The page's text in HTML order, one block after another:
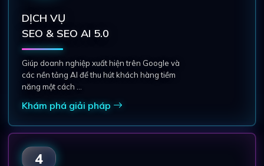
DỊCH VỤ
SEO & SEO AI 5.0
Giúp doanh nghiệp xuất hiện trên Google và
các nền tảng AI để thu hút khách hàng tiềm
năng một cách ...
Khám phá giải pháp
4